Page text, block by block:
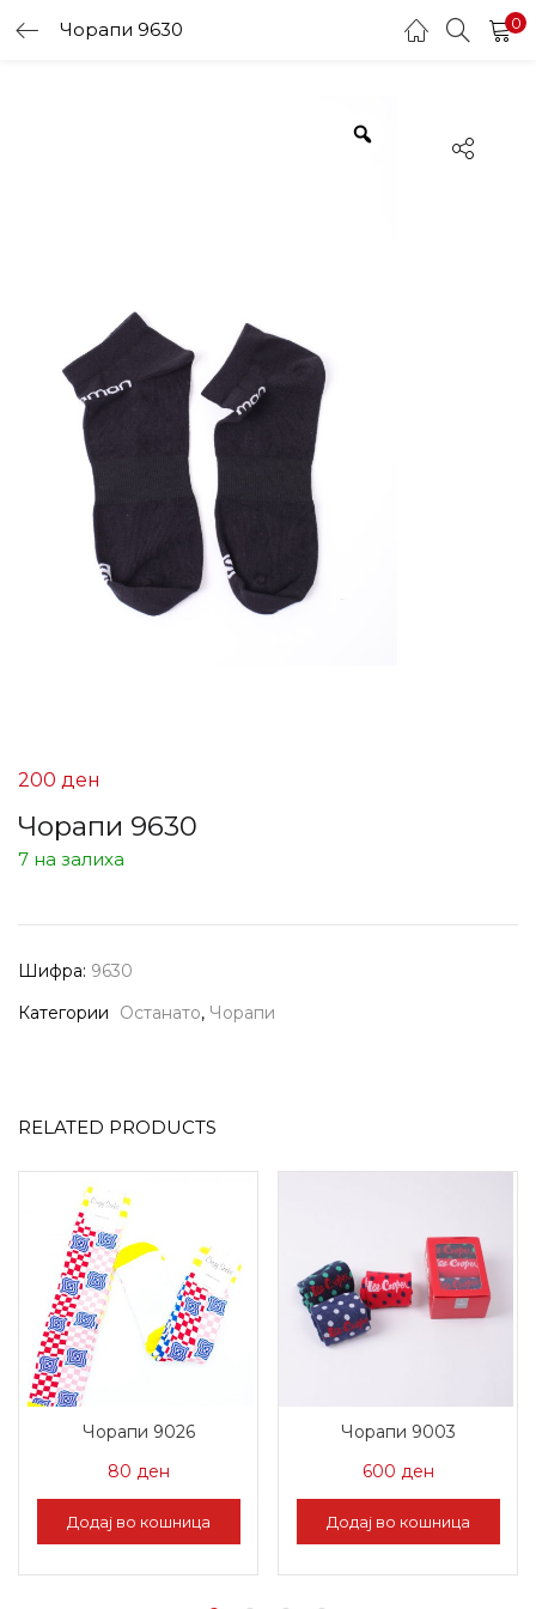
Чорапи 9630 0
Чорапи 9630
200 ден
7 на залиха
Шифра: 9630
Категории
Останато, Чорапи
RELATED PRODUCTS
Чорапи 9026
80 ден
Додај во кошница
Чорапи 9003
600 ден
Додај во кошница
LOGIN
Enter your username and password to login.
Login
Lost password?